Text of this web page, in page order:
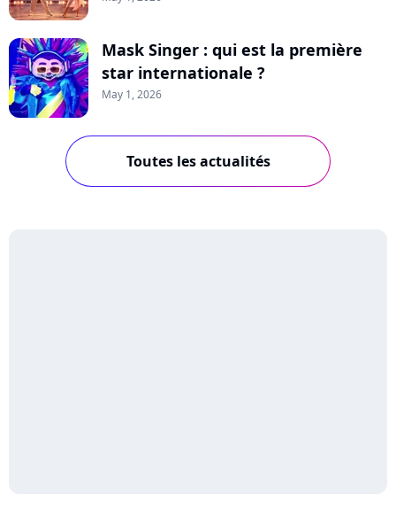
Mask Singer : qui est la première
star internationale ?
May 1, 2026
Toutes les actualités